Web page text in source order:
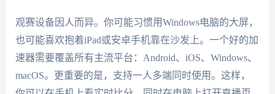
观赛设备因人而异。你可能习惯用Windows电脑的大屏，
也可能喜欢抱着iPad或安卓手机靠在沙发上。一个好的加
速器需要覆盖所有主流平台：Android、iOS、Windows、
macOS。更重要的是，支持一人多端同时使用。这样，